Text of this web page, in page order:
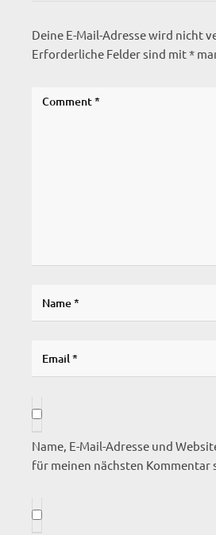
Deine E-Mail-Adresse wird nicht
Erforderliche Felder sind mit*
Name, E-Mail-Adresse und
für meinen nächsten Kommentar